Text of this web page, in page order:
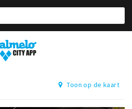
Almelo
City
Toon op de kaart